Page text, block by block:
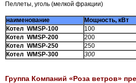
Пеллеты, уголь (мелкой фракции)
наименование Мощность, кВт
Котел WMSP-100
100
Котел WMSP-200
200
Котел WMSP-250
250
Котел WMSP-300
300
Группа Компаний «Роза ветров»